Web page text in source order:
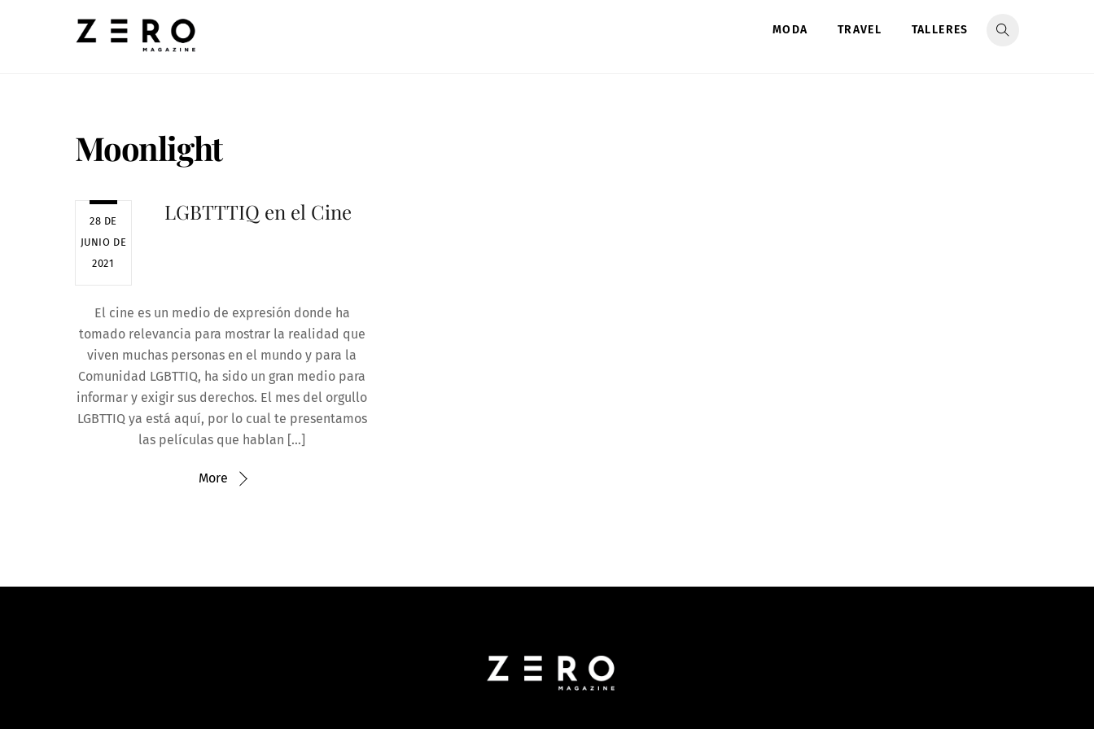
MODA TRAVEL TALLERES
Moonlight
28 DE
JUNIO DE
2021
LGBTTTIQ en el Cine
El cine es un medio de expresión donde ha
tomado relevancia para mostrar la realidad que
viven muchas personas en el mundo y para la
Comunidad LGBTTIQ, ha sido un gran medio para
informar y exigir sus derechos. El mes del orgullo
LGBTTIQ ya está aquí, por lo cual te presentamos
las películas que hablan […]
More